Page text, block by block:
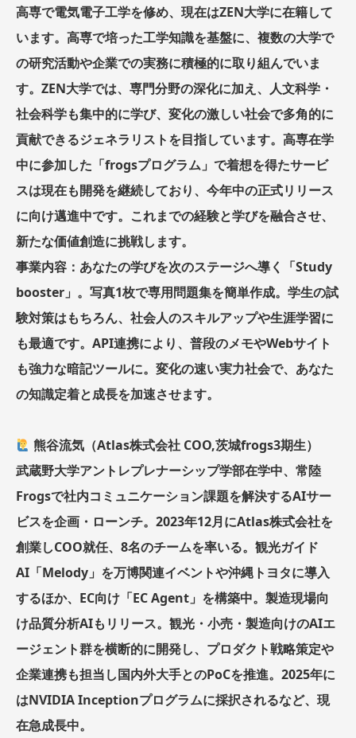
高専で電気電子工学を修め、現在はZEN大学に在籍して
います。高専で培った工学知識を基盤に、複数の大学で
の研究活動や企業での実務に積極的に取り組んでいま
す。ZEN大学では、専門分野の深化に加え、人文科学・
社会科学も集中的に学び、変化の激しい社会で多角的に
貢献できるジェネラリストを目指しています。高専在学
中に参加した「frogsプログラム」で着想を得たサービ
スは現在も開発を継続しており、今年中の正式リリース
に向け邁進中です。これまでの経験と学びを融合させ、
新たな価値創造に挑戦します。
事業内容：あなたの学びを次のステージへ導く「Study
booster」。写真1枚で専用問題集を簡単作成。学生の試
験対策はもちろん、社会人のスキルアップや生涯学習に
も最適です。API連携により、普段のメモやWebサイト
も強力な暗記ツールに。変化の速い実力社会で、あなた
の知識定着と成長を加速させます。
熊谷流気（Atlas株式会社 COO,茨城frogs3期生）
武蔵野大学アントレプレナーシップ学部在学中、常陸
Frogsで社内コミュニケーション課題を解決するAIサー
ビスを企画・ローンチ。2023年12月にAtlas株式会社を
創業しCOO就任、8名のチームを率いる。観光ガイド
AI「Melody」を万博関連イベントや沖縄トヨタに導入
するほか、EC向け「EC Agent」を構築中。製造現場向
け品質分析AIもリリース。観光・小売・製造向けのAIエ
ージェント群を横断的に開発し、プロダクト戦略策定や
企業連携も担当し国内外大手とのPoCを推進。2025年に
はNVIDIA Inceptionプログラムに採択されるなど、現
在急成長中。